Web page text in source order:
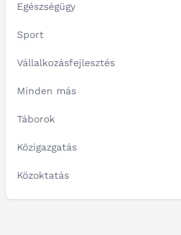
Egészségügy
Sport
Vállalkozásfejlesztés
Minden más
Táborok
Közigazgatás
Közoktatás